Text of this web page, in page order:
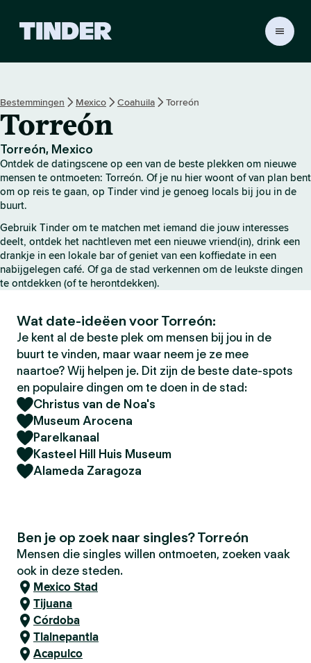
r
e
p
a
n
a
Bestemmingen Mexico Coahuila Torreón
Torreón
Torreón, Mexico
Ontdek de datingscene op een van de beste plekken om nieuwe
mensen te ontmoeten: Torreón. Of je nu hier woont of van plan bent
om op reis te gaan, op Tinder vind je genoeg locals bij jou in de
buurt.
Gebruik Tinder om te matchen met iemand die jouw interesses
deelt, ontdek het nachtleven met een nieuwe vriend(in), drink een
drankje in een lokale bar of geniet van een koffiedate in een
nabijgelegen café. Of ga de stad verkennen om de leukste dingen
te ontdekken (of te herontdekken).
Wat date-ideëen voor Torreón:
Je kent al de beste plek om mensen bij jou in de
buurt te vinden, maar waar neem je ze mee
naartoe? Wij helpen je. Dit zijn de beste date-spots
en populaire dingen om te doen in de stad:
Christus van de Noa's
Museum Arocena
Parelkanaal
Kasteel Hill Huis Museum
Alameda Zaragoza
Ben je op zoek naar singles? Torreón
Mensen die singles willen ontmoeten, zoeken vaak
ook in deze steden.
Mexico Stad
Tijuana
Córdoba
Tlalnepantla
Acapulco